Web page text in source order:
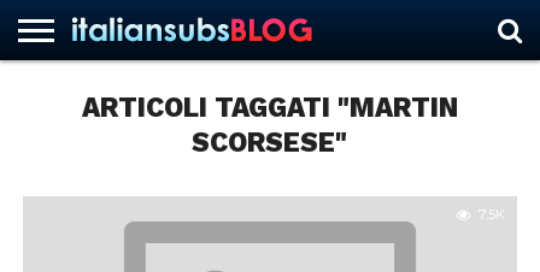
ARTICOLI TAGGATI "MARTIN
SCORSESE"
7.5K